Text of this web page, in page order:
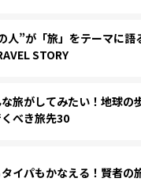
人”が「旅」をテーマに語
STORY
旅がしてみたい！地球の
べき旅先30
イパもかなえる！賢者の